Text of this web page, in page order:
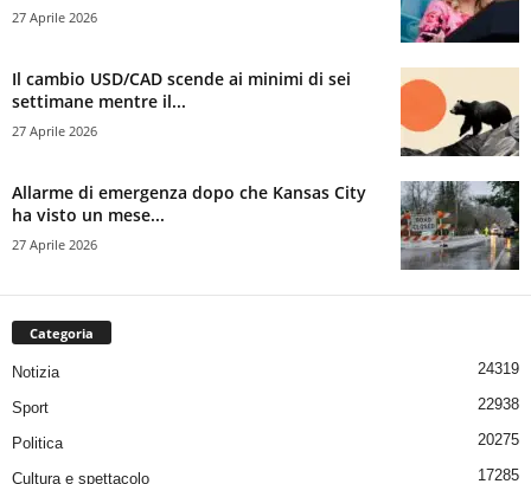
27 Aprile 2026
Il cambio USD/CAD scende ai minimi di sei
settimane mentre il...
27 Aprile 2026
Allarme di emergenza dopo che Kansas City
ha visto un mese...
27 Aprile 2026
Categoria
Notizia 24319
Sport 22938
Politica 20275
Cultura e spettacolo 17285